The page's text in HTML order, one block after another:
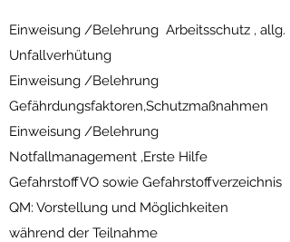
Einweisung /Belehrung Arbeitsschutz , allg.
Unfallverhütung
Einweisung /Belehrung
Gefährdungsfaktoren,Schutzmaßnahmen
Einweisung /Belehrung
Notfallmanagement ,Erste Hilfe
GefahrstoffVO sowie Gefahrstoffverzeichnis
QM: Vorstellung und Möglichkeiten
während der Teilnahme